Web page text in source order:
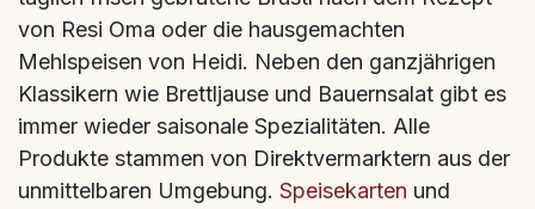
von Resi Oma oder die hausgemachten
Mehlspeisen von Heidi. Neben den ganzjährigen
Klassikern wie Brettljause und Bauernsalat gibt es
immer wieder saisonale Spezialitäten. Alle
Produkte stammen von Direktvermarktern aus der
unmittelbaren Umgebung. Speisekarten und